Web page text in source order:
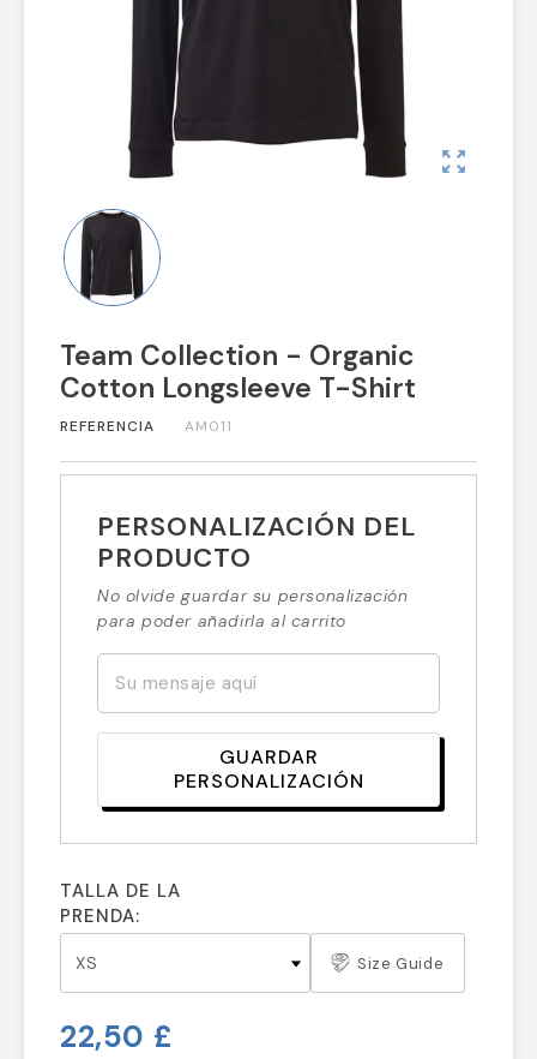
zoom_out_map
Team Collection - Organic
Cotton Longsleeve T-Shirt
REFERENCIA AM011
PERSONALIZACIÓN DEL
PRODUCTO
No olvide guardar su personalización
para poder añadirla al carrito
GUARDAR
PERSONALIZACIÓN
TALLA DE LA
PRENDA:
Size Guide
22,50 £